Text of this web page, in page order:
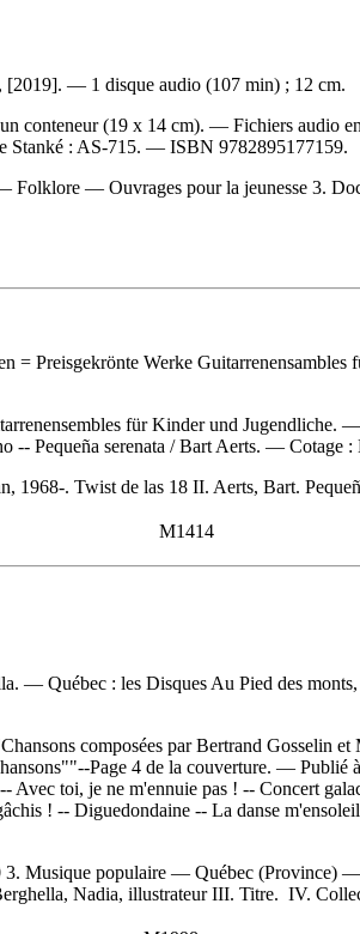
— 1 disque audio (107 min) ; 12 cm.
conteneur (19 x 14 cm). — Fichiers audio
Stanké : AS-715. — ISBN 9782895177159.
— Ouvrages pour la jeunesse 3.
= Preisgekrönte Werke
für Kinder und
-- Pequeña serenata / Bart Aerts. — Cotage :
1968-. Twist de las 18 II. Aerts, Bart.
M1414
— Québec : les Disques Au Pied des
composées par Bertrand Gosselin et
Page 4 de la couverture. —
Avec toi, je ne m'ennuie pas ! -- Concert
! -- Diguedondaine -- La danse
Musique populaire — Québec (Province)
Nadia, illustrateur III. Titre. IV.